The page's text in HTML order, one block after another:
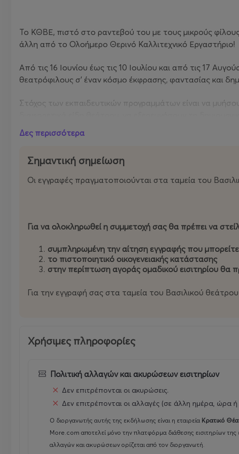
Το ΚΘΒΕ, πιστό στο ραντεβού του με τους μικρούς
άλλη από το Ολοήμερο Θερινό Καλλιτεχνικό Εργαστήριο!
Από τις 16 Ιουνίου έως τις 10 Ιουλίου και από τις 17
θεατρόφιλους σ’ έναν κόσμο έκφρασης, φαντασίας και
Στόχος των εκπαιδευτικών προγραμμάτων είναι να
όσο και των άλλων στην κοινωνία. Τα παιδιά μέσα από το
αναζήτησης και μια πολύπλευρη εμπειρία.
Μια ομάδα από έμπειρους παιδαγωγούς συντονίζει, με
ηλικίας ειδικά τμήματα για παιδιά ηλικίας 5 ετών (έτος
«Η λέσχη της αυλαίας»
Μια συναρπαστική περιπέτεια μυστηρίου ξεκινά, όταν
τι οδήγησε άραγε στην απότομη διακοπή των προβών;
Πώς δημιουργείται μια παράσταση;
Τί συμβαίνει πάνω και τί πίσω από της σκηνή;
Πώς ένα τραγούδι, ένα κοστούμι, μια δέσμη φωτός
Ποιοι είναι οι αθέατοι πρωταγωνιστές των παρασκηνίων;
Δες περισσότερα
Σημαντική σημείωση
Οι εγγραφές πραγματοποιούνται στα ταμεία του
Για να ολοκληρωθεί η συμμετοχή σας θα πρέπει να
συμπληρωμένη την αίτηση εγγραφής που
το πιστοποιητικό οικογενειακής κατάστασης
στην περίπτωση αγοράς ομαδικού εισιτηρίου θα
Για την εγγραφή σας στα ταμεία του Βασιλικού
Χρήσιμες πληροφορίες
Πολιτική αλλαγών και ακυρώσεων εισιτηρίων
Δεν επιτρέπονται οι ακυρώσεις.
Δεν επιτρέπονται οι αλλαγές (σε άλλη ημέρα, ώρα ή
Ο διοργανωτής αυτής της εκδήλωσης είναι η εταιρεία Κρατικό
More.com αποτελεί μόνο την πλατφόρμα διάθεσης εισιτηρίων
αλλαγών και ακυρώσεων ορίζεται από τον διοργανωτή.